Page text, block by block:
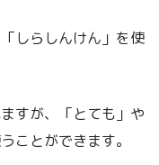
しらしんけん」を使
すが、「とても」や
ことができます。